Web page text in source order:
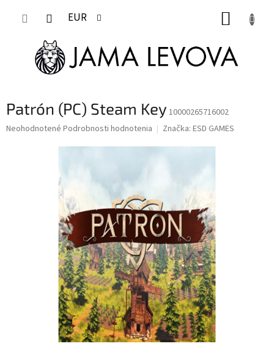
EUR
Patrón (PC) Steam Key 10000265716002
Priemerné
Neohodnotené Podrobnosti hodnotenia Značka: ESD GAMES